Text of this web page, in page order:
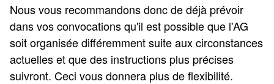
Nous vous recommandons donc de déjà prévoir
dans vos convocations qu'il est possible que l'AG
soit organisée différemment suite aux circonstances
actuelles et que des instructions plus précises
suivront. Ceci vous donnera plus de flexibilité.